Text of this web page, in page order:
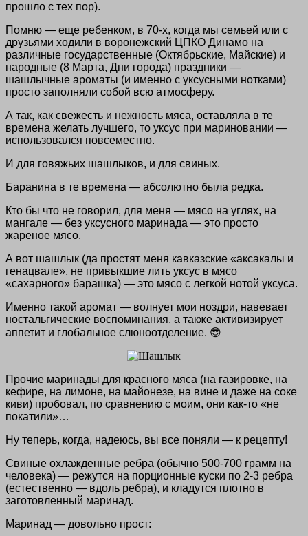
прошло с тех пор).
Помню — еще ребенком, в 70-х, когда мы семьей или с
друзьями ходили в воронежский ЦПКО Динамо на
различные государственные (Октябрьские, Майские) и
народные (8 Марта, Дни города) праздники —
шашлычные ароматы (и именно с уксусными нотками)
просто заполняли собой всю атмосферу.
А так, как свежесть и нежность мяса, оставляла в те
времена желать лучшего, то уксус при мариновании —
использовался повсеместно.
И для говяжьих шашлыков, и для свиных.
Баранина в те времена — абсолютно была редка.
Кто бы что не говорил, для меня — мясо на углях, на
мангале — без уксусного маринада — это просто
жареное мясо.
А вот шашлык (да простят меня кавказские «аксакалы и
генацвале», не привыкшие лить уксус в мясо
«сахарного» барашка) — это мясо с легкой нотой уксуса.
Именно такой аромат — волнует мои ноздри, навевает
ностальгические воспоминания, а также активизирует
аппетит и глобальное слюноотделение. 😎
Прочие маринады для красного мяса (на газировке, на
кефире, на лимоне, на майонезе, на вине и даже на соке
киви) пробовал, по сравнению с моим, они как-то «не
покатили»…
Ну теперь, когда, надеюсь, вы все поняли — к рецепту!
Свиные охлажденные ребра (обычно 500-700 грамм на
человека) — режутся на порционные куски по 2-3 ребра
(естественно — вдоль ребра), и кладутся плотно в
заготовленный маринад.
Маринад — довольно прост: